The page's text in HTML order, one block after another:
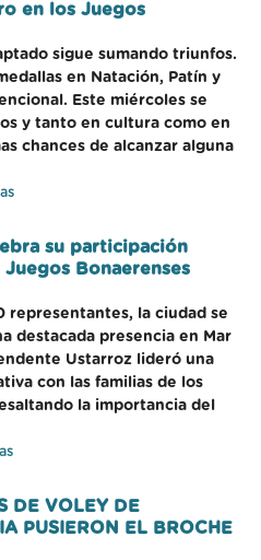
en los Juegos
sigue sumando triunfos.
en Natación, Patín y
Este miércoles se
y tanto en cultura como en
chances de alcanzar alguna
su participación
Bonaerenses
representantes, la ciudad se
destacada presencia en Mar
Ustarroz lideró una
con las familias de los
la importancia del
DE VOLEY DE
PUSIERON EL BROCHE